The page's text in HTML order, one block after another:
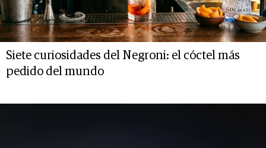
Siete curiosidades del Negroni: el cóctel más
pedido del mundo